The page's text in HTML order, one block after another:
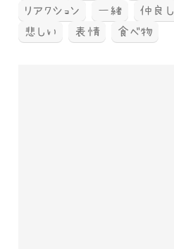
リアクション
一緒 仲良し
悲しい
表情 食べ物